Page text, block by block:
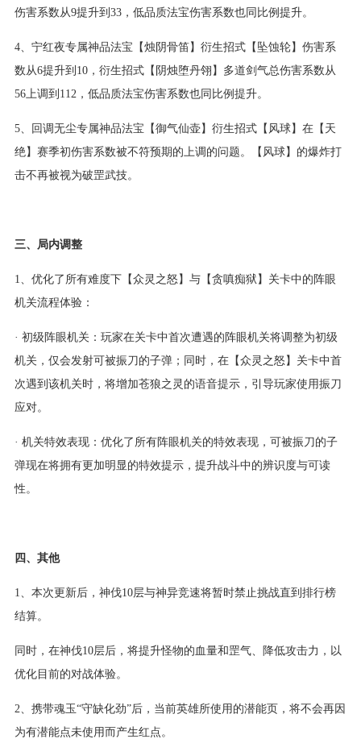
伤害系数从9提升到33，低品质法宝伤害系数也同比例提升。
4、宁红夜专属神品法宝【烛阴骨笛】衍生招式【坠蚀轮】伤害系
数从6提升到10，衍生招式【阴烛堕丹翎】多道剑气总伤害系数从
56上调到112，低品质法宝伤害系数也同比例提升。
5、回调无尘专属神品法宝【御气仙壶】衍生招式【风球】在【天
绝】赛季初伤害系数被不符预期的上调的问题。【风球】的爆炸打
击不再被视为破罡武技。
三、局内调整
1、优化了所有难度下【众灵之怒】与【贪嗔痴狱】关卡中的阵眼
机关流程体验：
· 初级阵眼机关：玩家在关卡中首次遭遇的阵眼机关将调整为初级
机关，仅会发射可被振刀的子弹；同时，在【众灵之怒】关卡中首
次遇到该机关时，将增加苍狼之灵的语音提示，引导玩家使用振刀
应对。
· 机关特效表现：优化了所有阵眼机关的特效表现，可被振刀的子
弹现在将拥有更加明显的特效提示，提升战斗中的辨识度与可读
性。
四、其他
1、本次更新后，神伐10层与神异竞速将暂时禁止挑战直到排行榜
结算。
同时，在神伐10层后，将提升怪物的血量和罡气、降低攻击力，以
优化目前的对战体验。
2、携带魂玉“守缺化劲”后，当前英雄所使用的潜能页，将不会再因
为有潜能点未使用而产生红点。